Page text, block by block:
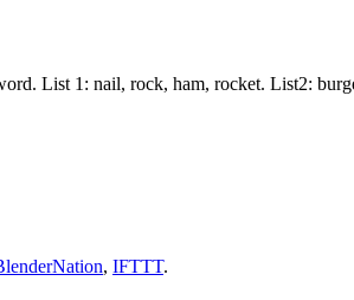
List 1: nail, rock, ham, rocket. List2:
, IFTTT.